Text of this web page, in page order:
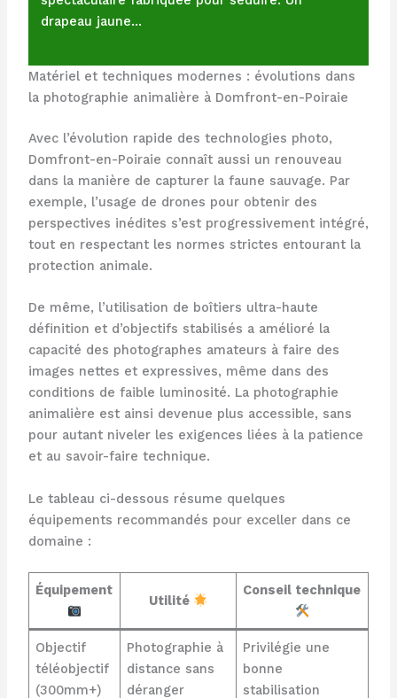
drapeau jaune…
Matériel et techniques modernes : évolutions dans
la photographie animalière à Domfront-en-Poiraie
Avec l’évolution rapide des technologies photo,
Domfront-en-Poiraie connaît aussi un renouveau
dans la manière de capturer la faune sauvage. Par
exemple, l’usage de drones pour obtenir des
perspectives inédites s’est progressivement intégré,
tout en respectant les normes strictes entourant la
protection animale.
De même, l’utilisation de boîtiers ultra-haute
définition et d’objectifs stabilisés a amélioré la
capacité des photographes amateurs à faire des
images nettes et expressives, même dans des
conditions de faible luminosité. La photographie
animalière est ainsi devenue plus accessible, sans
pour autant niveler les exigences liées à la patience
et au savoir-faire technique.
Le tableau ci-dessous résume quelques
équipements recommandés pour exceller dans ce
domaine :
Équipement
Utilité
Conseil technique
Objectif
téléobjectif
(300mm+)
Photographie à
distance sans
déranger
Privilégie une
bonne
stabilisation